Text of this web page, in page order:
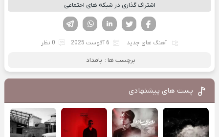
اشتراک گذاری در شبکه های اجتماعی
لینکدین تویتر
فیسوک
آهنگ های جدید 6 آگوست 2025 0 نظر
برچسب ها : بامداد
پست های پیشنهادی